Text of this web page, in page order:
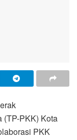
(TP-PKK) Kota
PKK